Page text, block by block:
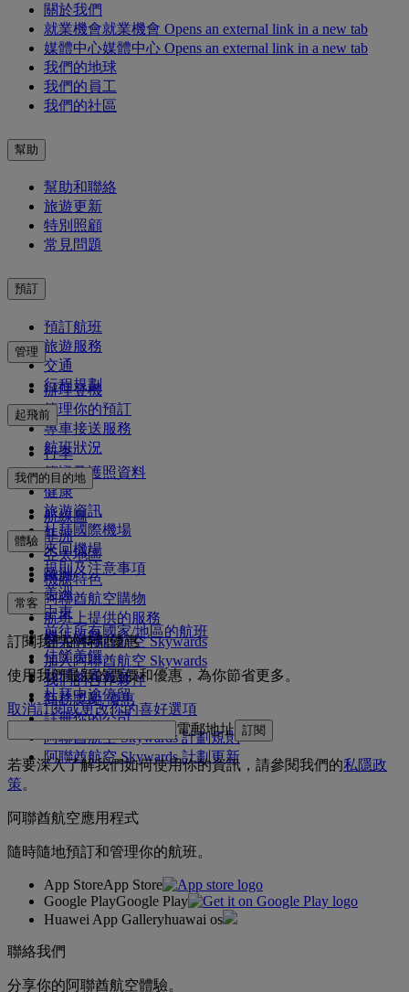
關於我們
就業機會就業機會 Opens an external link in a new tab
媒體中心媒體中心 Opens an external link in a new tab
我們的地球
我們的員工
我們的社區
幫助
幫助和聯絡
旅遊更新
特別照顧
常見問題
預訂
預訂航班
旅遊服務
交通
行程規劃
管理
辦理登機
管理你的預訂
專車接送服務
航班狀況
起飛前
行李
簽證及護照資料
健康
旅遊資訊
杜拜國際機場
來回機場
規則及注意事項
我們的目的地
航線圖
非洲
亞太地區
歐洲
美洲
中東
前往所有國家/地區的航班
體驗
機艙特色
阿聯酋航空購物
航班上提供的服務
機上娛樂
佳餚美饌
我們的貴賓室
杜拜中途停留
常客
登入阿聯酋航空 Skywards
加入阿聯酋航空 Skywards
我們的合作夥伴
商務獎勵 優惠
註冊你的公司
阿聯酋航空 Skywards 計劃規則
阿聯酋航空 Skywards 計劃更新
訂閱我們的特別優惠
使用我們最新的票價和優惠，為你節省更多。
取消訂閱或更改你的喜好選項
電郵地址 訂閱
若要深入了解我們如何使用你的資訊，請參閱我們的私隱政
策。
阿聯酋航空應用程式
隨時隨地預訂和管理你的航班。
App StoreApp Store
Google PlayGoogle Play
Huawei App Galleryhuawai os
聯絡我們
分享你的阿聯酋航空體驗。